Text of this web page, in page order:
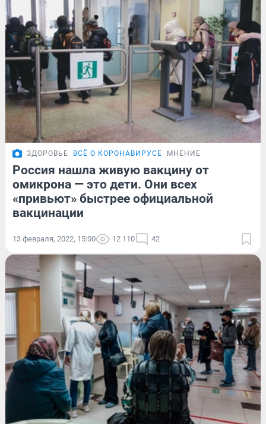
ЗДОРОВЬЕ ВСЁ О КОРОНАВИРУСЕ МНЕНИЕ
Россия нашла живую вакцину от
омикрона — это дети. Они всех
«привьют» быстрее официальной
вакцинации
13 февраля, 2022, 15:00 12 110 42